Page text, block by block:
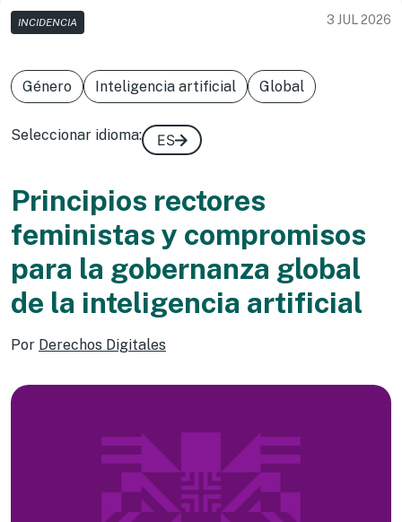
INCIDENCIA 3 JUL 2026
Género Inteligencia artificial Global
Seleccionar idioma: ES
Principios rectores
feministas y compromisos
para la gobernanza global
de la inteligencia artificial
Por Derechos Digitales